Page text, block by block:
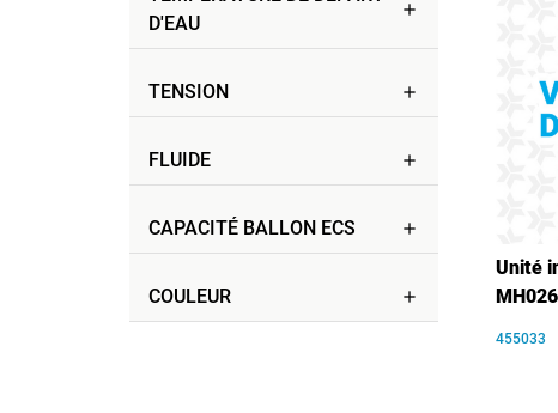
D'EAU
add
TENSION add
FLUIDE add
CAPACITÉ BALLON ECS add
COULEUR add
Unité
455033